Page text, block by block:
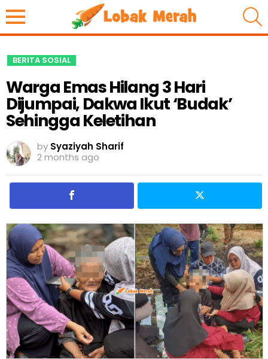
BERITA SOSIAL
Warga Emas Hilang 3 Hari
Dijumpai, Dakwa Ikut ‘Budak’
Sehingga Keletihan
by Syaziyah Sharif
2 months ago